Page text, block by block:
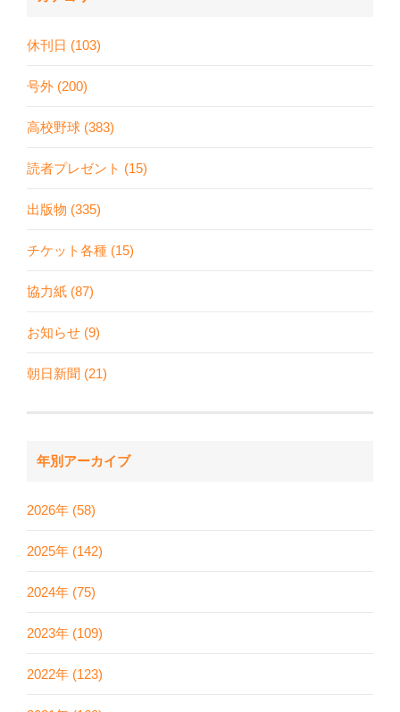
休刊日 (103)
号外 (200)
高校野球 (383)
読者プレゼント (15)
出版物 (335)
チケット各種 (15)
協力紙 (87)
お知らせ (9)
朝日新聞 (21)
年別アーカイブ
2026年 (58)
2025年 (142)
2024年 (75)
2023年 (109)
2022年 (123)